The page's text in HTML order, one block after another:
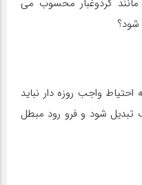
مانند گردوغبار محسوب می
احتیاط واجب روزه دار نباید
تبدیل شود و فرو رود مبطل